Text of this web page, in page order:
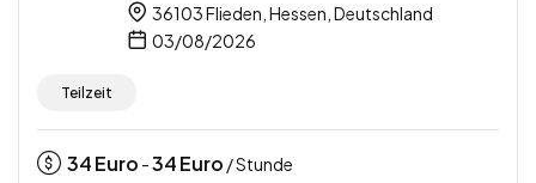
36103 Flieden, Hessen, Deutschland
03/08/2026
Teilzeit
34Euro -34Euro / Stunde